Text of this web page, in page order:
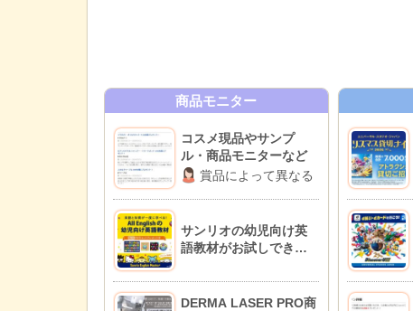
商品モニター
コスメ現品やサンプ
ル・商品モニターなど
賞品によって異なる
サンリオの幼児向け英
語教材がお試しできる
ーン
DERMA LASER PRO商